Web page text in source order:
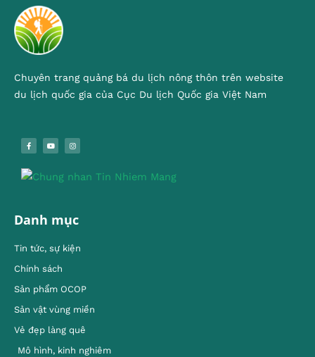
Chuyên trang quảng bá du lịch nông thôn trên website
du lịch quốc gia của Cục Du lịch Quốc gia Việt Nam
Danh mục
Tin tức, sự kiện
Chính sách
Sản phẩm OCOP
Sản vật vùng miền
Vẻ đẹp làng quê
Mô hình, kinh nghiêm